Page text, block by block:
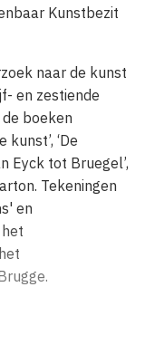
Kunstbezit
naar de kunst
en zestiende
boeken
kunst’, ‘De
Eyck tot Bruegel’,
Tekeningen
en